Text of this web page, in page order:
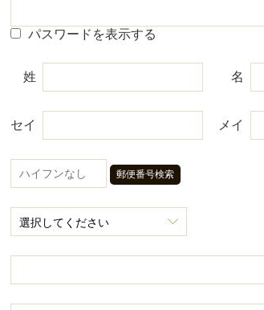
パスワードを表示する
姓 名
セイ メイ
郵便番号検索